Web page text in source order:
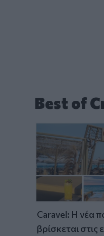
Best of
Caravel: Η νέα
βρίσκεται στις